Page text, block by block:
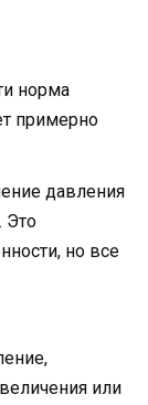
норма
примерно
давления
Это
но все
или